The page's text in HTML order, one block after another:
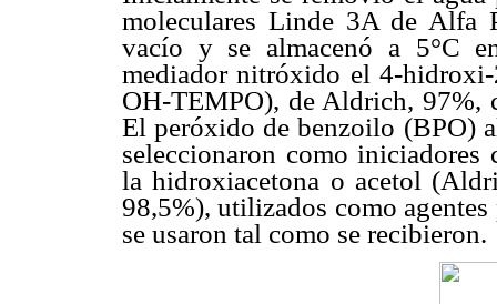
moleculares Linde 3A de Alfa
vacío y se almacenó a 5°C
mediador nitróxido el 4-
OH-TEMPO), de Aldrich, 97%,
El peróxido de benzoilo (BPO)
seleccionaron como
la hidroxiacetona o acetol
98,5%), utilizados como
se usaron tal como se recibieron.